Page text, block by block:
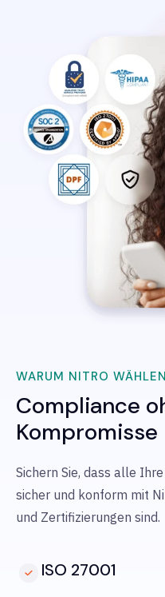
WARUM NITRO WÄHLEN
Compliance
Kompromisse
Sichern Sie, dass alle
sicher und konform mit
und Zertifizierungen sind.
ISO 27001